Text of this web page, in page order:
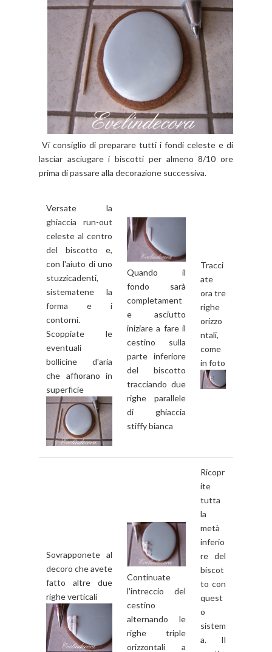
Vi consiglio di preparare tutti i fondi celeste e di
lasciar asciugare i biscotti per almeno 8/10 ore
prima di passare alla decorazione successiva.
Versate la
ghiaccia run-out
celeste al centro
del biscotto e,
con l'aiuto di uno
stuzzicadenti,
sistematene la
forma e i
contorni.
Scoppiate le
eventuali
bollicine d'aria
che affiorano in
superficie
Quando il
fondo sarà
completament
e asciutto
iniziare a fare il
cestino sulla
parte inferiore
del biscotto
tracciando due
righe parallele
di ghiaccia
stiffy bianca
Tracci
ate
ora tre
righe
orizzo
ntali,
come
in foto
Sovrapponete al
decoro che avete
fatto altre due
righe verticali
Continuate
l'intreccio del
cestino
alternando le
righe triple
orizzontali a
Ricopr
ite
tutta
la
metà
inferio
re del
biscot
to con
quest
o
sistem
a. Il